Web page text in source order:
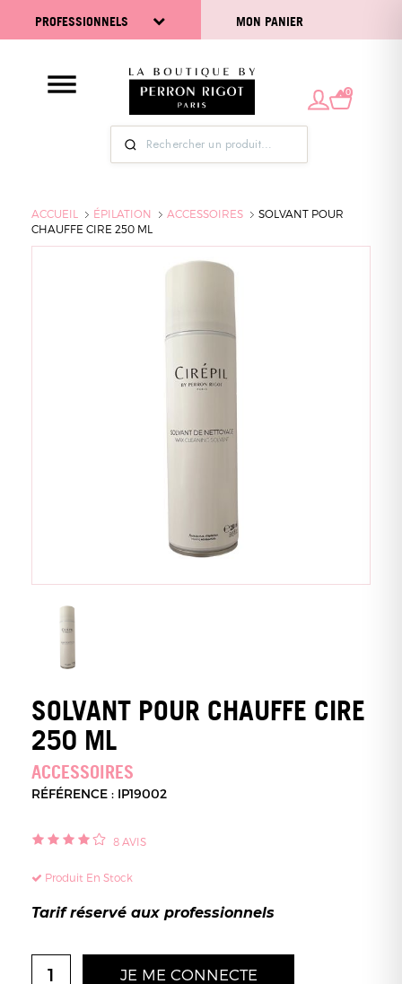
PROFESSIONNELS MON PANIER
0
ACCUEIL ÉPILATION ACCESSOIRES
SOLVANT POUR
CHAUFFE CIRE 250 ML
SOLVANT POUR CHAUFFE CIRE
250 ML
ACCESSOIRES
RÉFÉRENCE : IP19002
8 AVIS
Produit En Stock
Tarif réservé aux professionnels
JE ME CONNECTE